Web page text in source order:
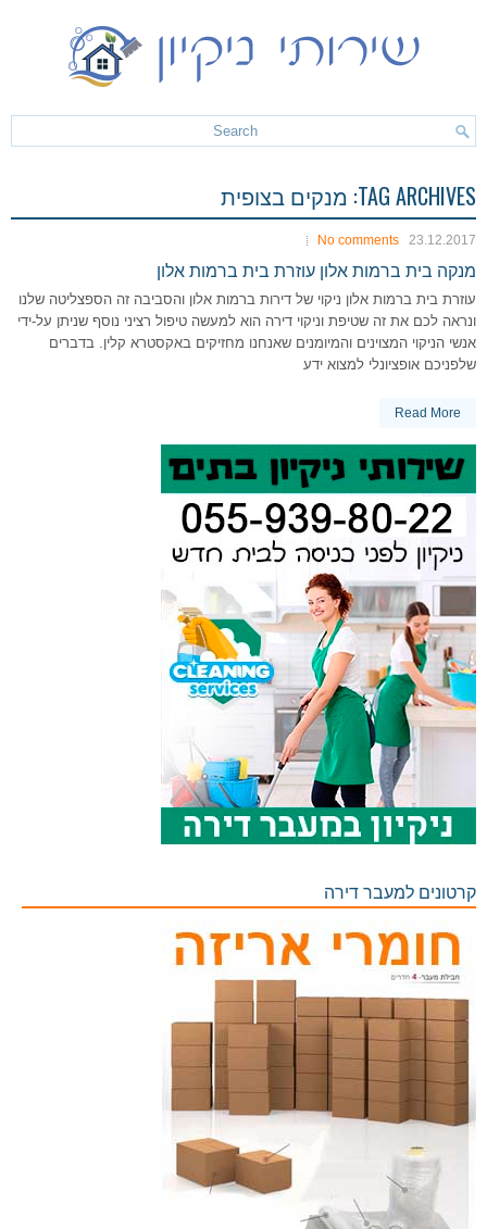
TAG ARCHIVES: מנקים בצופית
23.12.2017
No comments
מנקה בית ברמות אלון עוזרת בית ברמות אלון
עוזרת בית ברמות אלון ניקוי של דירות ברמות אלון והסביבה זה הספצליטה שלנו
ונראה לכם את זה שטיפת וניקוי דירה הוא למעשה טיפול רציני נוסף שניתן על-ידי
אנשי הניקוי המצוינים והמיומנים שאנחנו מחזיקים באקסטרא קלין. בדברים
שלפניכם אופציונלי למצוא ידע
Read More
קרטונים למעבר דירה